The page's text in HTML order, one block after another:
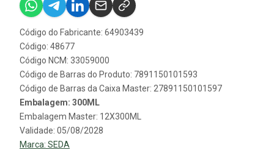
Código do Fabricante: 64903439
Código: 48677
Código NCM: 33059000
Código de Barras do Produto: 7891150101593
Código de Barras da Caixa Master: 27891150101597
Embalagem: 300ML
Embalagem Master: 12X300ML
Validade: 05/08/2028
Marca: SEDA